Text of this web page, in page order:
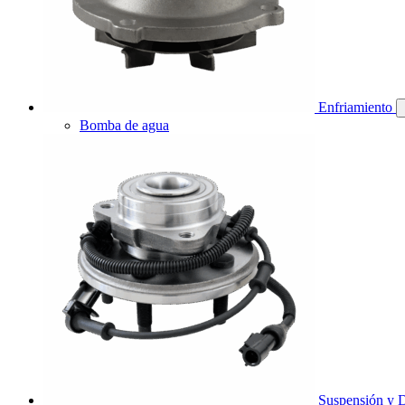
Enfriamiento
Bomba de agua
Suspensión y